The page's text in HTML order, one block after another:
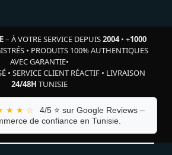
– À VOTRE SERVICE DEPUIS2004• +1000
• PRODUITS 100% AUTHENTIQUES
AVEC GARANTIE•
• SERVICE CLIENT RÉACTIF • LIVRAISON
24/48H TUNISIE
★ ★ ☆
4/5 ⭐ sur Google Reviews –
de confiance en Tunisie.